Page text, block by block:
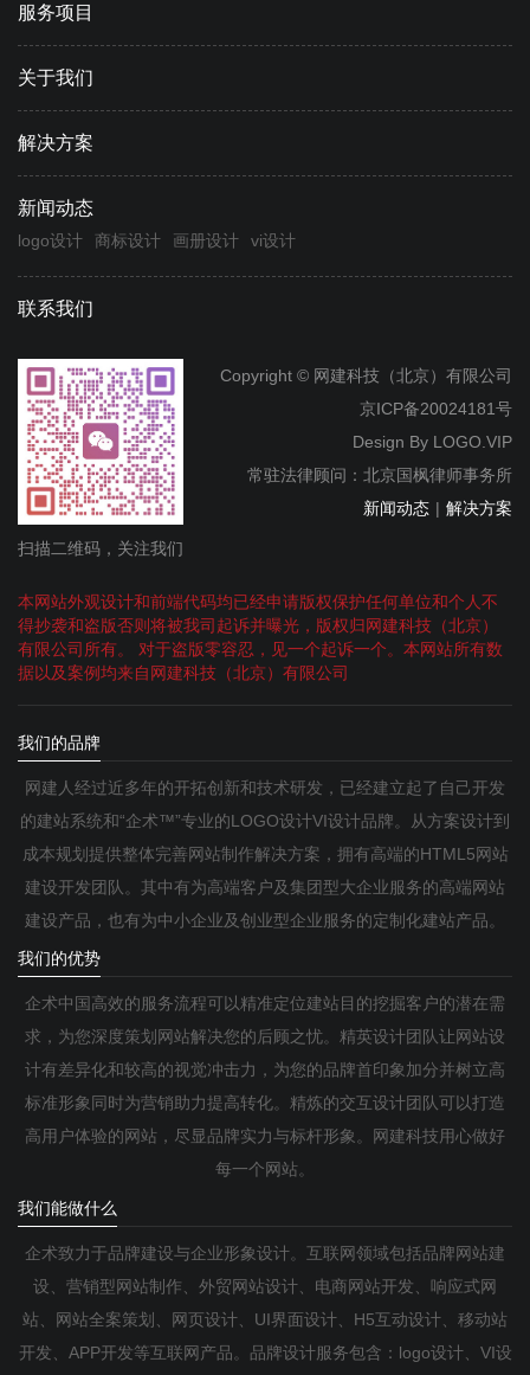
服务项目
关于我们
解决方案
新闻动态
logo设计 商标设计 画册设计 vi设计
联系我们
扫描二维码，关注我们
Copyright © 网建科技（北京）有限公司
京ICP备20024181号
Design By LOGO.VIP
常驻法律顾问：北京国枫律师事务所
新闻动态 | 解决方案
本网站外观设计和前端代码均已经申请版权保护任何单位和个人不
得抄袭和盗版否则将被我司起诉并曝光，版权归网建科技（北京）
有限公司所有。 对于盗版零容忍，见一个起诉一个。本网站所有数
据以及案例均来自网建科技（北京）有限公司
我们的品牌
网建人经过近多年的开拓创新和技术研发，已经建立起了自己开发
的建站系统和“企术™”专业的LOGO设计VI设计品牌。从方案设计到
成本规划提供整体完善网站制作解决方案，拥有高端的HTML5网站
建设开发团队。其中有为高端客户及集团型大企业服务的高端网站
建设产品，也有为中小企业及创业型企业服务的定制化建站产品。
我们的优势
企术中国高效的服务流程可以精准定位建站目的挖掘客户的潜在需
求，为您深度策划网站解决您的后顾之忧。精英设计团队让网站设
计有差异化和较高的视觉冲击力，为您的品牌首印象加分并树立高
标准形象同时为营销助力提高转化。精炼的交互设计团队可以打造
高用户体验的网站，尽显品牌实力与标杆形象。网建科技用心做好
每一个网站。
我们能做什么
企术致力于品牌建设与企业形象设计。互联网领域包括品牌网站建
设、营销型网站制作、外贸网站设计、电商网站开发、响应式网
站、网站全案策划、网页设计、UI界面设计、H5互动设计、移动站
开发、APP开发等互联网产品。品牌设计服务包含：logo设计、VI设